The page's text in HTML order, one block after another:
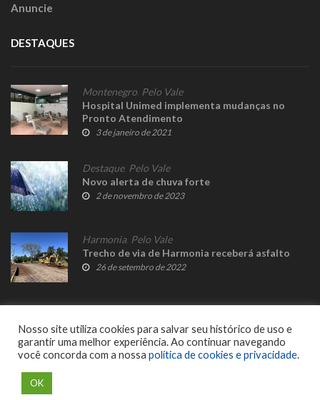
Anuncie
DESTAQUES
Montenegro Pelo Vale
Hospital Unimed implementa mudanças no
Pronto Atendimento
3 de janeiro de 2021
Destaque, Pelo Vale
Novo alerta de chuva forte
2 de novembro de 2023
Harmonia, Pelo Vale
Trecho de via de Harmonia receberá asfalto
26 de setembro de 2022
Nosso site utiliza cookies para salvar seu histórico de uso e
garantir uma melhor experiência. Ao continuar navegando
você concorda com a nossa política de cookies e privacidade.
OK